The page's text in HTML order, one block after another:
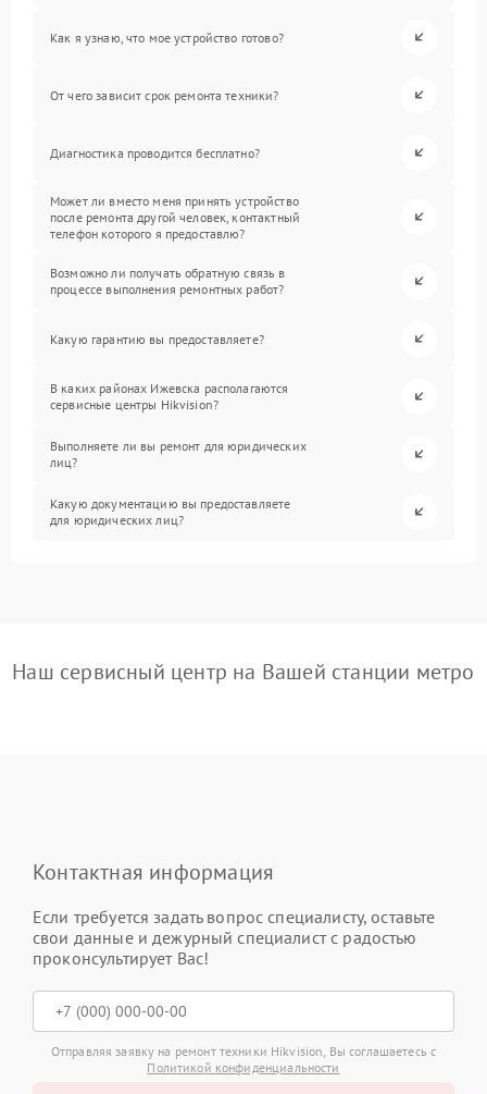
Как я узнаю, что мое устройство готово?
От чего зависит срок ремонта техники?
Диагностика проводится бесплатно?
Может ли вместо меня принять устройство
после ремонта другой человек, контактный
телефон которого я предоставлю?
Возможно ли получать обратную связь в
процессе выполнения ремонтных работ?
Какую гарантию вы предоставляете?
В каких районах Ижевска располагаются
сервисные центры Hikvision?
Выполняете ли вы ремонт для юридических
лиц?
Какую документацию вы предоставляете
для юридических лиц?
Наш сервисный центр на Вашей станции метро
Контактная информация
Если требуется задать вопрос специалисту, оставьте
свои данные и дежурный специалист с радостью
проконсультирует Вас!
Отправляя заявку на ремонт техники Hikvision, Вы соглашаетесь с
Политикой конфиденциальности